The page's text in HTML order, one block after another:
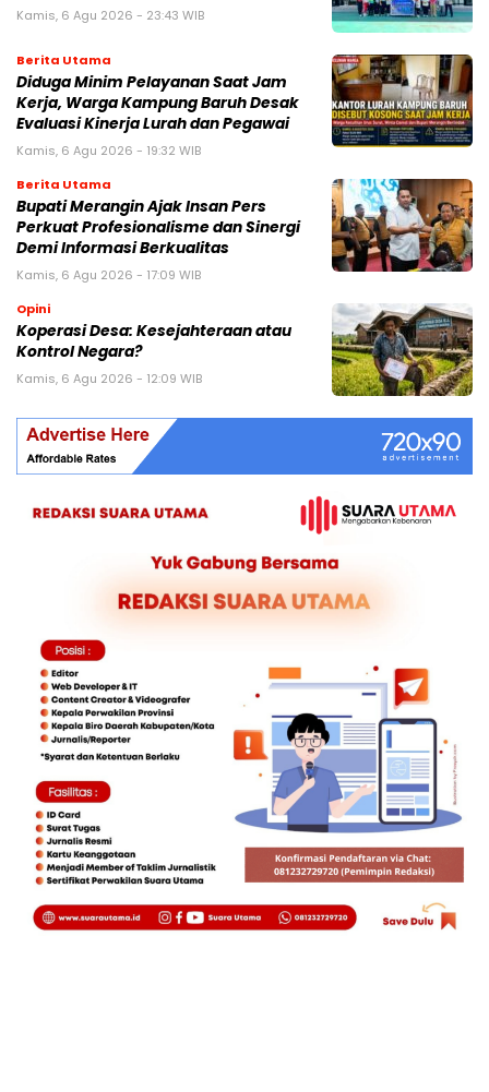
Kamis, 6 Agu 2026 - 23:43 WIB
Berita Utama
Diduga Minim Pelayanan Saat Jam
Kerja, Warga Kampung Baruh Desak
Evaluasi Kinerja Lurah dan Pegawai
Kamis, 6 Agu 2026 - 19:32 WIB
Berita Utama
Bupati Merangin Ajak Insan Pers
Perkuat Profesionalisme dan Sinergi
Demi Informasi Berkualitas
Kamis, 6 Agu 2026 - 17:09 WIB
Opini
Koperasi Desa: Kesejahteraan atau
Kontrol Negara?
Kamis, 6 Agu 2026 - 12:09 WIB